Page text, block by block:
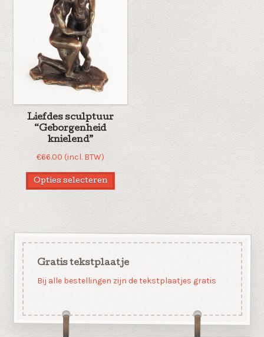
Liefdes sculptuur
“Geborgenheid
knielend”
€66.00 (incl. BTW)
Opties selecteren
Gratis tekstplaatje
Bij alle bestellingen zijn de tekstplaatjes gratis